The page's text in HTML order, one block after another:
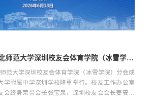
喜迎建校80周年东北师范大学深圳校友会体育学院（冰雪学院）分会成立大会在深隆重举行
范大学深圳校友会体育学院（冰雪学院）分会成
学附属中学深圳学校隆重举行。校友工作办公室
会终身荣誉会长张宝泉，深圳校友会会长姜安、